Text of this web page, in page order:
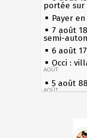
portée
Payer
7 août
semi-
6 août
Occi :
AOÛT
5 août
AOÛT
Rouelle 3
les siècles